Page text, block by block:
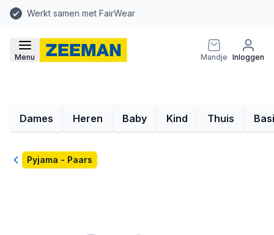
Werkt samen met FairWear
Menu Mandje Inloggen
Dames Heren Baby Kind Thuis
TerugPyjama - Paars